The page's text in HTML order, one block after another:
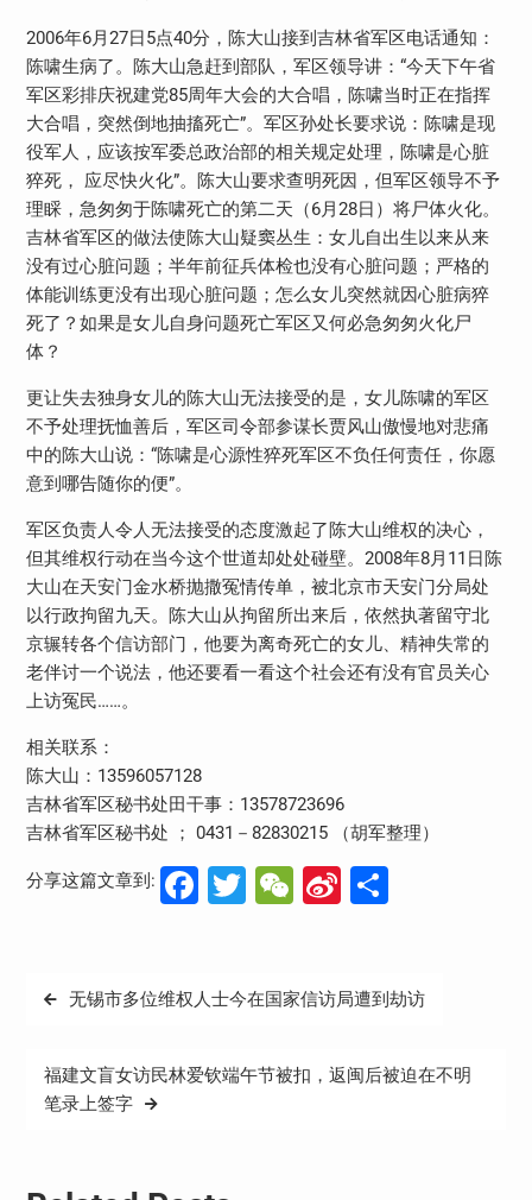
2006年6月27日5点40分，陈大山接到吉林省军区电话通知：
陈啸生病了。陈大山急赶到部队，军区领导讲：“今天下午省
军区彩排庆祝建党85周年大会的大合唱，陈啸当时正在指挥
大合唱，突然倒地抽搐死亡”。军区孙处长要求说：陈啸是现
役军人，应该按军委总政治部的相关规定处理，陈啸是心脏
猝死， 应尽快火化”。陈大山要求查明死因，但军区领导不予
理睬，急匆匆于陈啸死亡的第二天（6月28日）将尸体火化。
吉林省军区的做法使陈大山疑窦丛生：女儿自出生以来从来
没有过心脏问题；半年前征兵体检也没有心脏问题；严格的
体能训练更没有出现心脏问题；怎么女儿突然就因心脏病猝
死了？如果是女儿自身问题死亡军区又何必急匆匆火化尸
体？
更让失去独身女儿的陈大山无法接受的是，女儿陈啸的军区
不予处理抚恤善后，军区司令部参谋长贾风山傲慢地对悲痛
中的陈大山说：“陈啸是心源性猝死军区不负任何责任，你愿
意到哪告随你的便”。
军区负责人令人无法接受的态度激起了陈大山维权的决心，
但其维权行动在当今这个世道却处处碰壁。2008年8月11日陈
大山在天安门金水桥抛撒冤情传单，被北京市天安门分局处
以行政拘留九天。陈大山从拘留所出来后，依然执著留守北
京辗转各个信访部门，他要为离奇死亡的女儿、精神失常的
老伴讨一个说法，他还要看一看这个社会还有没有官员关心
上访冤民……。
相关联系：
陈大山：13596057128
吉林省军区秘书处田干事：13578723696
吉林省军区秘书处 ； 0431－82830215 （胡军整理）
分享这篇文章到: Facebook
Twitter
WeChat
Sina分
文
导
航
无锡市多位维权人士今在国家信访局遭到劫访
福建文盲女访民林爱钦端午节被扣，返闽后被迫在不明
笔录上签字